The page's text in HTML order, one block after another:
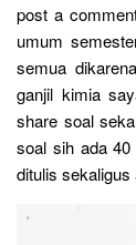
post a
umum
semua
ganjil kimia
share soal
soal sih ada
ditulis sekaligus